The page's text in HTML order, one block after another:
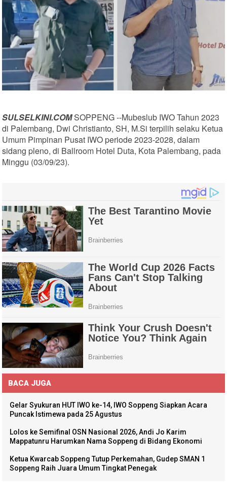
SULSELKINI.COMSOPPENG --Mubeslub IWO Tahun 2023
di Palembang, Dwi Christianto, SH, M.Si terpilih selaku Ketua
Umum Pimpinan Pusat IWO periode 2023-2028, dalam
sidang pleno, di Ballroom Hotel Duta, Kota Palembang, pada
Minggu (03/09/23).
BACA JUGA
Gelar Syukuran HUT IWO ke-14, IWO Soppeng Siapkan Acara
Puncak Istimewa pada 25 Agustus
Lolos ke Semifinal OSN Nasional 2026, Andi Jo Karim
Mappatunru Harumkan Nama Soppeng di Bidang Ekonomi
Ketua Kwarcab Soppeng Tutup Perkemahan, Gudep SMAN 1
Soppeng Raih Juara Umum Tingkat Penegak